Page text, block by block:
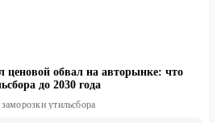
ценовой обвал на авторынке: что
до 2030 года
утильсбора